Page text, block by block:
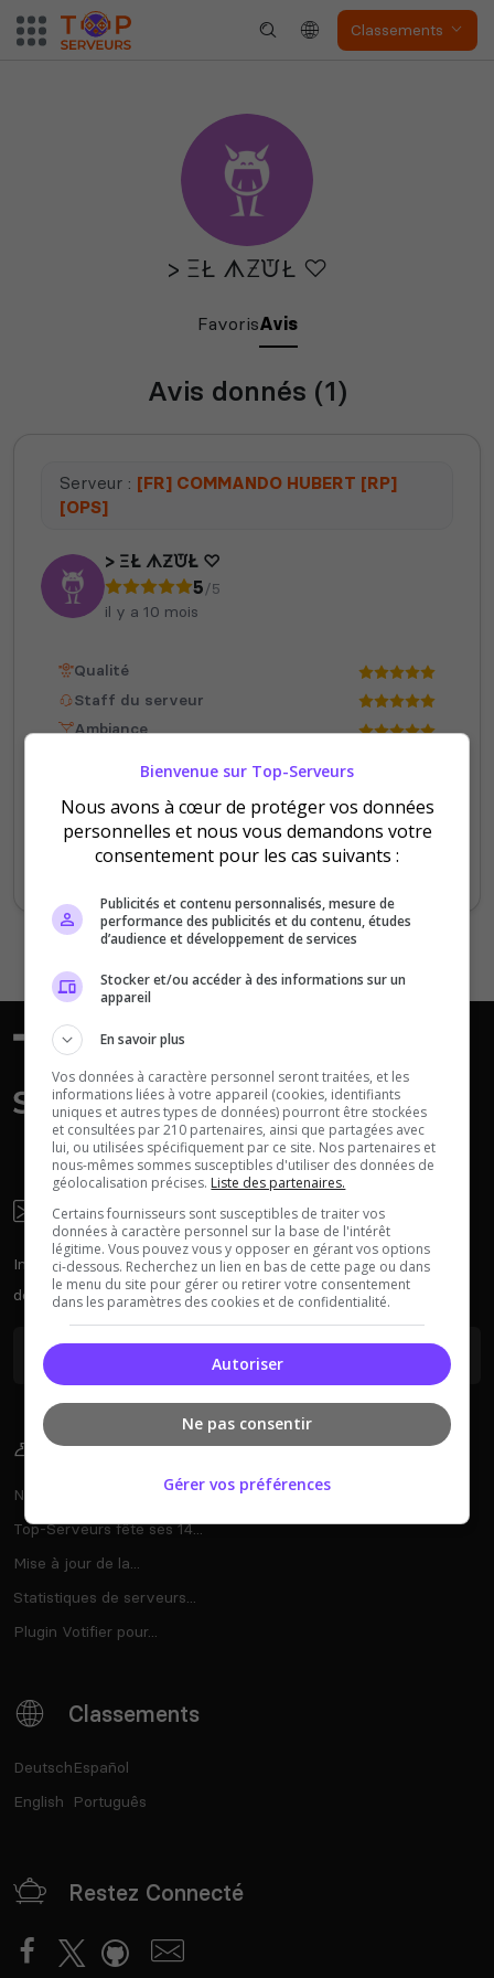
Classements
Unturned
The Front Atlas
Dune Awakening Empyrion
Squad
Neverwinter
Nights
Voir tous les
> ΞŁ ᗑƵᙈŁ ♡
FavorisAvis
Avis donnés (1)
Serveur : [FR] COMMANDO HUBERT [RP]
[OPS]
> ΞŁ ᗑƵᙈŁ ♡
5/5
il y a 10 mois
Qualité
Staff du serveur
Ambiance
Super Equipe, Super Scénario très bien
gérer par les administrateurs et membres
du serveur. Investissement très haut.
Newsletter
Inscrivez-vous à la newsletter pour recevoir chaque semaine
des actus sur les serveurs.
Sur Le Blog
Notre deuxième maj...
Top-Serveurs fête ses 14...
Mise à jour de la...
Statistiques de serveurs...
Plugin Votifier pour...
Classements
Deutsch
English
Español
Português
Restez Connecté
Bienvenue sur Top-Serveurs
Nous avons à cœur de protéger vos données
personnelles et nous vous demandons votre
consentement pour les cas suivants :
Publicités et contenu personnalisés, mesure de
performance des publicités et du contenu, études
d’audience et développement de services
Stocker et/ou accéder à des informations sur un
appareil
En savoir plus
Vos données à caractère personnel seront traitées, et les
informations liées à votre appareil (cookies, identifiants
uniques et autres types de données) pourront être stockées
et consultées par 210 partenaires, ainsi que partagées avec
lui, ou utilisées spécifiquement par ce site. Nos partenaires et
nous-mêmes sommes susceptibles d'utiliser des données de
géolocalisation précises. Liste des partenaires.
Certains fournisseurs sont susceptibles de traiter vos
données à caractère personnel sur la base de l'intérêt
légitime. Vous pouvez vous y opposer en gérant vos options
ci-dessous. Recherchez un lien en bas de cette page ou dans
le menu du site pour gérer ou retirer votre consentement
dans les paramètres des cookies et de confidentialité.
Autoriser
Ne pas consentir
Gérer vos préférences